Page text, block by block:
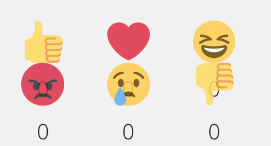
Палец
вверх!
0
Лайк!
0
Дикий
смех!
0
Агрессия!
0
Грусть :
(
0
Палец
вниз!
0